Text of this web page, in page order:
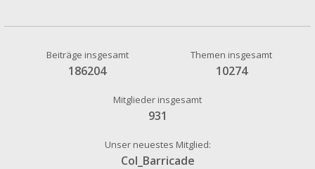
Beiträge insgesamt
186204
Themen insgesamt
10274
Mitglieder insgesamt
931
Unser neuestes Mitglied:
Col_Barricade